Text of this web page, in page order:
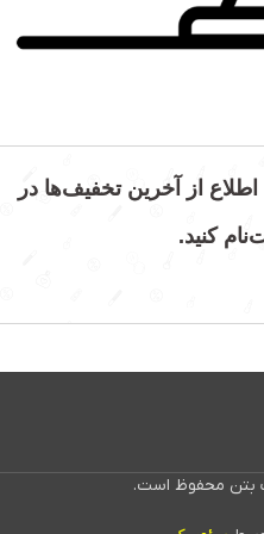
از آخرین تخفیف‌ها در
کنید.
بتن محفوظ است.